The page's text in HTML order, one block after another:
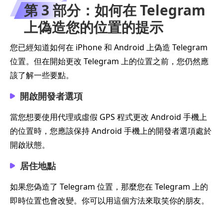
第 3 部分：如何在 Telegram
上偽造您的位置的提示
您已經知道如何在 iPhone 和 Android 上偽造 Telegram
位置。但在開始更改 Telegram 上的位置之前，您仍然應
該了解一些要點。
開啟開發者選項
當您想要使用代理或虛假 GPS 程式更改 Android 手機上
的位置時，您應該保持 Android 手機上的開發者選項處於
開啟狀態。
居住地點
如果您偽造了 Telegram 位置，那麼您在 Telegram 上的
即時位置也會改變。你可以用這個方法來取笑你的朋友。